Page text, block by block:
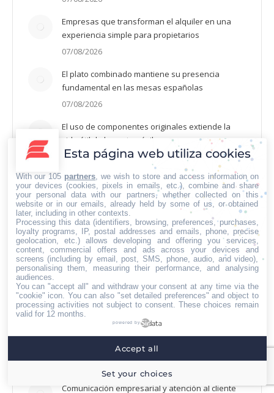
Empresas que transforman el alquiler en una
experiencia simple para propietarios
07/08/2026
El plato combinado mantiene su presencia
fundamental en las mesas españolas
07/08/2026
El uso de componentes originales extiende la
vida útil de los automóviles
07/08/2026
La asesoría comercial orientada a la planificación
financiera fortalece el crecimiento empresarial
04/08/2026
El blog de Iberian Press
Enviar notas de prensa: cuando el mensaje
importa más que el envío
29/07/2026
Estrategia de contenidos: la importancia en la
planificación de comunicación
Comunicación empresarial y atención al cliente
Esta página web utiliza cookies
With our 105 partners , we wish to store and access information on
your devices (cookies, pixels in emails, etc.), combine and share
your personal data with our partners, whether collected on this
website or in our emails, already held by some of us, or obtained
later, including in other contexts.
Processing this data (identifiers, browsing, preferences, purchases,
loyalty programs, IP, postal addresses and emails, phone, precise
geolocation, etc.) allows developing and offering you services,
content, commercial offers and ads across your devices and
screens (including by email, post, SMS, phone, audio, and video),
personalising them, measuring their performance, and analysing
audiences.
You can "accept all" and withdraw your consent at any time via the
"cookie" icon . You can also "set detailed preferences" and object to
processing activities not subject to consent. These choices remain
valid for 12 months.
powered by
Set your choices
Accept all